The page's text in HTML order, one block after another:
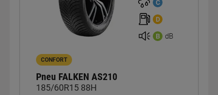
C
D
B dB
CONFORT
Pneu FALKEN AS210
185/60R15 88H